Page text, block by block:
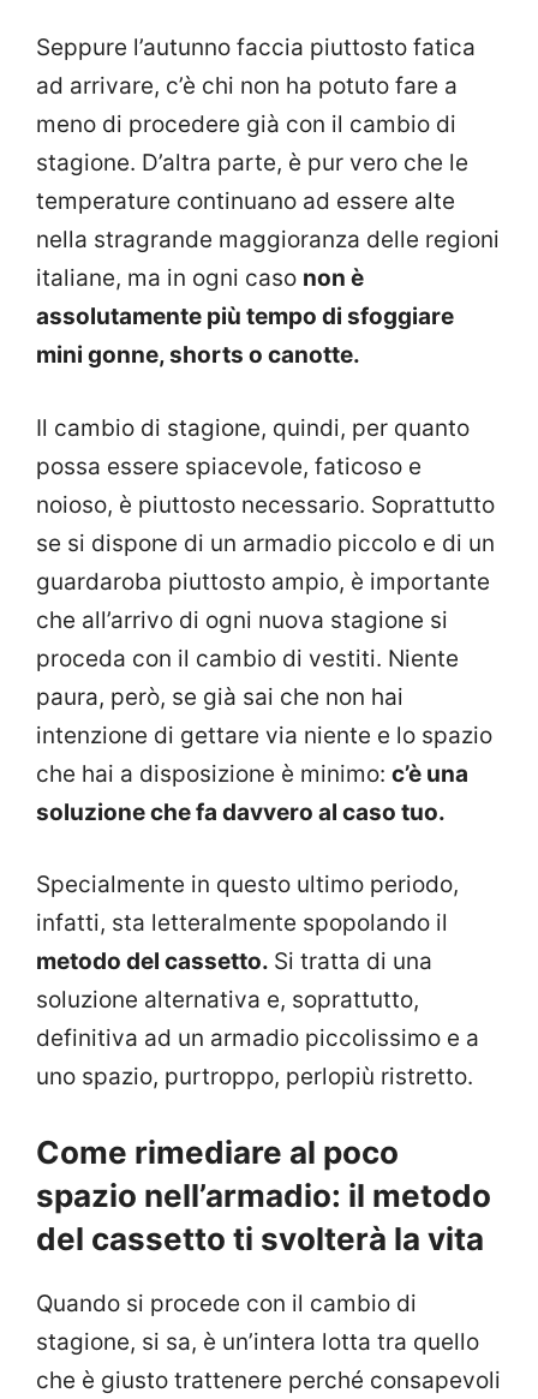
Seppure l’autunno faccia piuttosto fatica
ad arrivare, c’è chi non ha potuto fare a
meno di procedere già con il cambio di
stagione. D’altra parte, è pur vero che le
temperature continuano ad essere alte
nella stragrande maggioranza delle regioni
italiane, ma in ogni caso non è
assolutamente più tempo di sfoggiare
mini gonne, shorts o canotte.
Il cambio di stagione, quindi, per quanto
possa essere spiacevole, faticoso e
noioso, è piuttosto necessario. Soprattutto
se si dispone di un armadio piccolo e di un
guardaroba piuttosto ampio, è importante
che all’arrivo di ogni nuova stagione si
proceda con il cambio di vestiti. Niente
paura, però, se già sai che non hai
intenzione di gettare via niente e lo spazio
che hai a disposizione è minimo: c’è una
soluzione che fa davvero al caso tuo.
Specialmente in questo ultimo periodo,
infatti, sta letteralmente spopolando il
metodo del cassetto. Si tratta di una
soluzione alternativa e, soprattutto,
definitiva ad un armadio piccolissimo e a
uno spazio, purtroppo, perlopiù ristretto.
Come rimediare al poco
spazio nell’armadio: il metodo
del cassetto ti svolterà la vita
Quando si procede con il cambio di
stagione, si sa, è un’intera lotta tra quello
che è giusto trattenere perché consapevoli